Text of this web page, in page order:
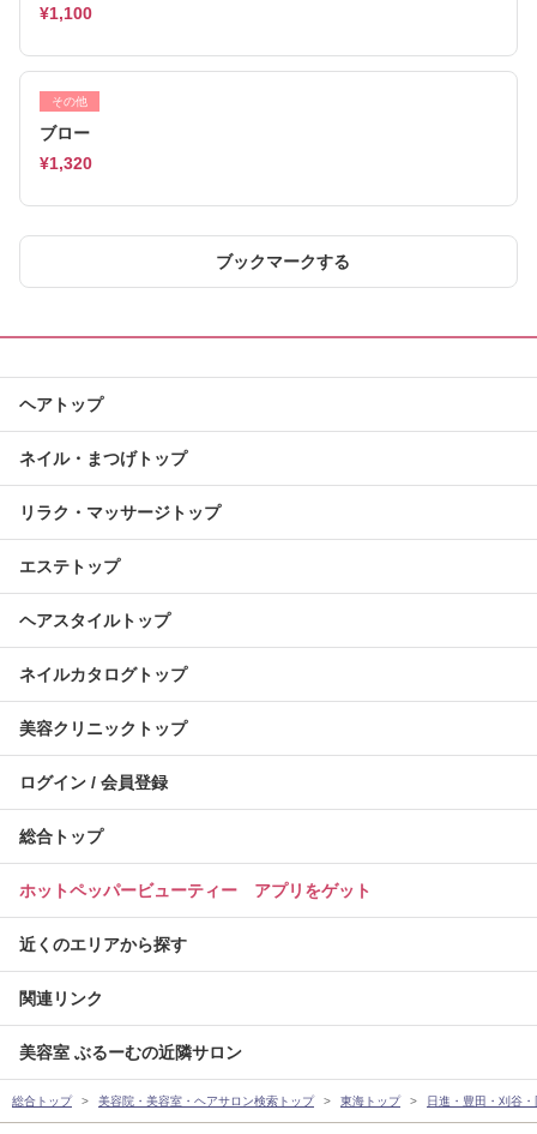
¥1,100
その他
ブロー
¥1,320
ブックマークする
ヘアトップ
ネイル・まつげトップ
リラク・マッサージトップ
エステトップ
ヘアスタイルトップ
ネイルカタログトップ
美容クリニックトップ
ログイン / 会員登録
総合トップ
ホットペッパービューティー アプリをゲット
近くのエリアから探す
関連リンク
美容室 ぶるーむの近隣サロン
総合トップ 美容院・美容室・ヘアサロン検索トップ 東海トップ 日進・豊田・刈谷